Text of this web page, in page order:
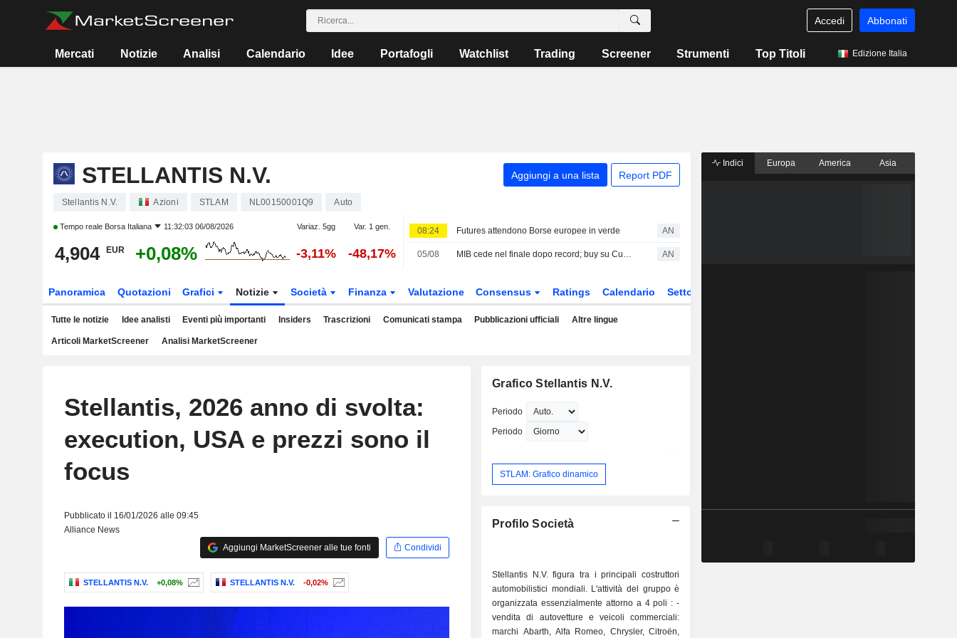
Accedi Abbonati
Mercati Notizie Analisi Calendario Idee Portafogli Watchlist Trading Screener Strumenti Top Titoli Edizione Italia
STELLANTIS N.V. Aggiungi a una lista Report PDF
Stellantis N.V. Azioni STLAM NL00150001Q9 Auto
Tempo reale Borsa Italiana 11:32:03 06/08/2026 Variaz. 5gg Var. 1 gen.
4,904 EUR +0,08% -3,11% -48,17%
08:24 Futures attendono Borse europee in verde AN
05/08 MIB cede nel finale dopo record; buy su Cucinelli AN
Panoramica Quotazioni Grafici Notizie Società Finanza Valutazione Consensus Ratings Calendario Settore
Tutte le notizie Idee analisti Eventi più importanti Insiders Trascrizioni Comunicati stampa Pubblicazioni ufficiali Altre lingue
Articoli MarketScreener Analisi MarketScreener
Stellantis, 2026 anno di svolta:
execution, USA e prezzi sono il
focus
Pubblicato il 16/01/2026 alle 09:45
Alliance News
Aggiungi MarketScreener alle tue fonti
Condividi
STELLANTIS N.V. +0,08% STELLANTIS N.V. -0,02%
Grafico Stellantis N.V.
Periodo
Periodo
STLAM: Grafico dinamico
Profilo Società
Stellantis N.V. figura tra i principali costruttori
automobilistici mondiali. L'attività del gruppo è
organizzata essenzialmente attorno a 4 poli : -
vendita di autovetture e veicoli commerciali:
marchi Abarth, Alfa Romeo, Chrysler, Citroën,
Indici Europa America Asia